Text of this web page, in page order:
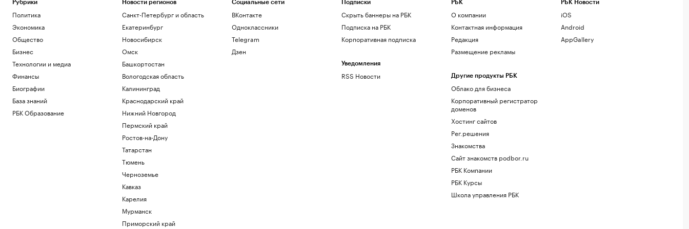
Рубрики
Политика
Экономика
Общество
Бизнес
Технологии и медиа
Финансы
Биографии
База знаний
РБК Образование
Новости регионов
Санкт-Петербург и область
Екатеринбург
Новосибирск
Омск
Башкортостан
Вологодская область
Калининград
Краснодарский край
Нижний Новгород
Пермский край
Ростов-на-Дону
Татарстан
Тюмень
Черноземье
Кавказ
Карелия
Мурманск
Приморский край
Социальные сети
ВКонтакте
Одноклассники
Telegram
Дзен
Подписки
Скрыть баннеры на РБК
Подписка на РБК
Корпоративная подписка
Уведомления
RSS Новости
РБК
О компании
Контактная информация
Редакция
Размещение рекламы
Другие продукты РБК
Облако для бизнеса
Корпоративный регистратор
доменов
Хостинг сайтов
Рег.решения
Знакомства
Сайт знакомств podbor.ru
РБК Компании
РБК Курсы
Школа управления РБК
РБК Новости
iOS
Android
AppGallery